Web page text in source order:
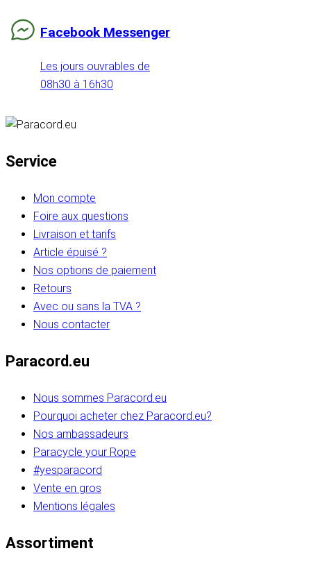
Facebook Messenger
Les jours ouvrables de
08h30 à 16h30
Service
Mon compte
Foire aux questions
Livraison et tarifs
Article épuisé ?
Nos options de paiement
Retours
Avec ou sans la TVA ?
Nous contacter
Paracord.eu
Nous sommes Paracord.eu
Pourquoi acheter chez Paracord.eu?
Nos ambassadeurs
Paracycle your Rope
#yesparacord
Vente en gros
Mentions légales
Assortiment